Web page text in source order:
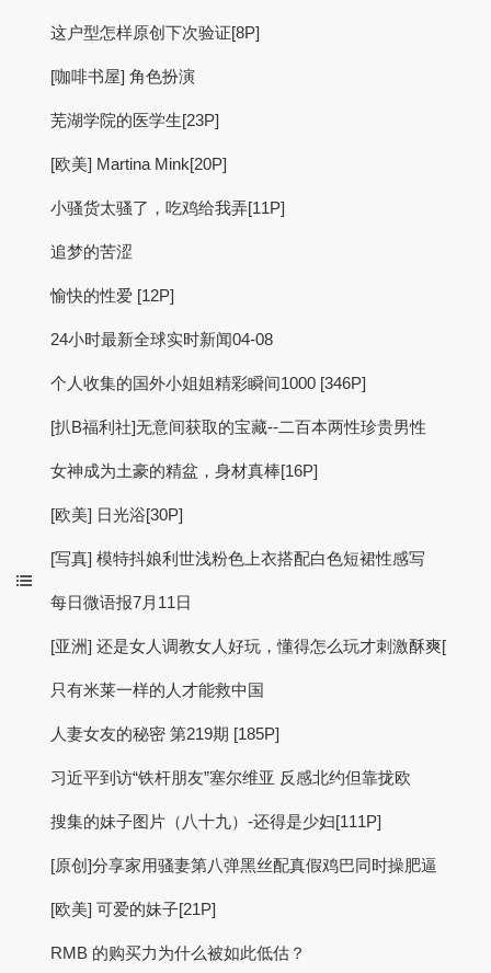
这户型怎样原创下次验证[8P]
[咖啡书屋] 角色扮演
芜湖学院的医学生[23P]
[欧美] Martina Mink[20P]
小骚货太骚了，吃鸡给我弄[11P]
追梦的苦涩
愉快的性爱 [12P]
24小时最新全球实时新闻04-08
个人收集的国外小姐姐精彩瞬间1000 [346P]
[扒B福利社]无意间获取的宝藏--二百本两性珍贵男性
女神成为土豪的精盆，身材真棒[16P]
[欧美] 日光浴[30P]
[写真] 模特抖娘利世浅粉色上衣搭配白色短裙性感写
每日微语报7月11日
[亚洲] 还是女人调教女人好玩，懂得怎么玩才刺激酥爽[
只有米莱一样的人才能救中国
人妻女友的秘密 第219期 [185P]
习近平到访“铁杆朋友”塞尔维亚 反感北约但靠拢欧
搜集的妹子图片（八十九）-还得是少妇[111P]
[原创]分享家用骚妻第八弹黑丝配真假鸡巴同时操肥逼
[欧美] 可爱的妹子[21P]
RMB 的购买力为什么被如此低估？